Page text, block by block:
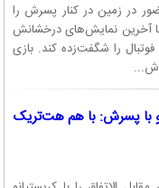
حضور در زمین در کنار پسرش را
آخرین نمایش‌های درخشانش
را شگفت‌زده کند. بازی
با پسرش: با هم هت‌تریک